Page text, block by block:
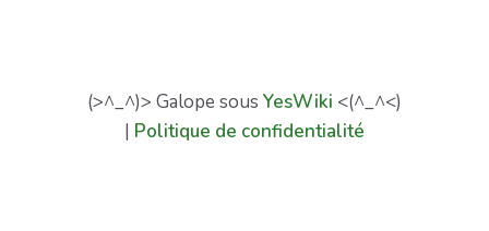
(>^_^)> Galope sous YesWiki <(^_^<)
| Politique de confidentialité